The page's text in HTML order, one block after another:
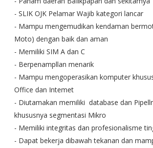
- SLIK OJK Pelamar Wajib kategori lancar
- Mampu mengemudikan kendaman
Moto) dengan baik dan aman
- Memiliki SIM A dan C
- Berpenampllan menarik
- Mampu mengoperasikan komputer
Office dan Intemet
- Diutamakan memiliki database dan
khususnya segmentasi Mikro
- Memiliki integritas dan profesionalisme
- Dapat bekerja dibawah tekanan dan